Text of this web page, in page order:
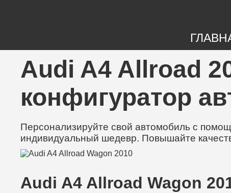
Audi A4 Allroad
конфигуратор
Персонализируйте свой автомобиль с
индивидуальный шедевр. Повышайте
Audi A4 Allroad Wagon